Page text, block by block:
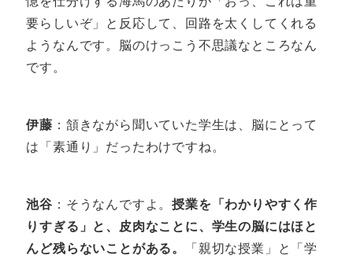
要らしいぞ」と反応して、回路を太くしてくれる
ようなんです。脳のけっこう不思議なところなん
です。
伊藤 ：頷きながら聞いていた学生は、脳にとって
は「素通り」だったわけですね。
池谷 ：そうなんですよ。授業を「わかりやすく作
りすぎる」と、皮肉なことに、学生の脳にはほと
んど残らないことがある。
「親切な授業」と「学